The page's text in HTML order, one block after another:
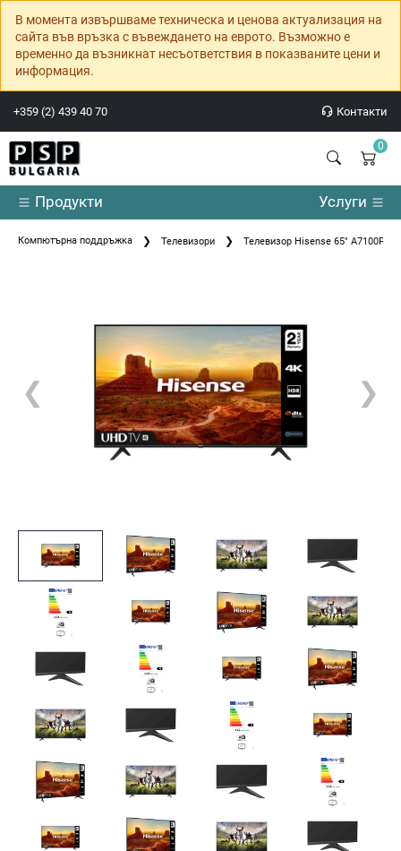
В момента извършваме техническа и ценова актуализация на
сайта във връзка с въвеждането на еврото. Възможно е
временно да възникнат несъответствия в показваните цени и
информация.
+359 (2) 439 40 70 Контакти
0
Продукти Услуги
Компютърна поддръжка Телевизори Телевизор Hisense 65" A7100F
❮ ❯